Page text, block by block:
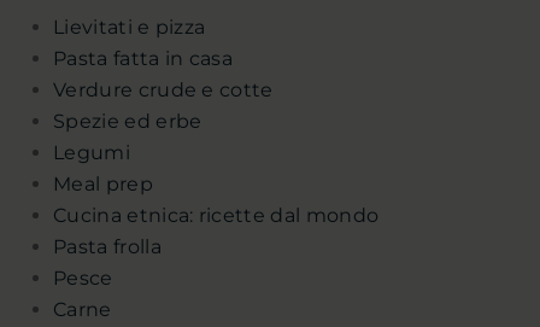
Lievitati e pizza
Pasta fatta in casa
Verdure crude e cotte
Spezie ed erbe
Legumi
Meal prep
Cucina etnica: ricette dal mondo
Pasta frolla
Pesce
Carne